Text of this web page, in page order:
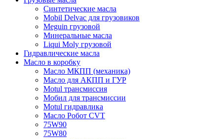
Синтетические масла
Mobil Delvac для грузовиков
Meguin грузовой
Минеральные масла
Liqui Moly грузовой
Гидравлические масла
Масло в коробку
Масло МКПП (механика)
Масло для АКПП и ГУР
Motul трансмиссия
Мобил для трансмиссии
Motul гидравлика
Масло Робот CVT
75W90
75W80